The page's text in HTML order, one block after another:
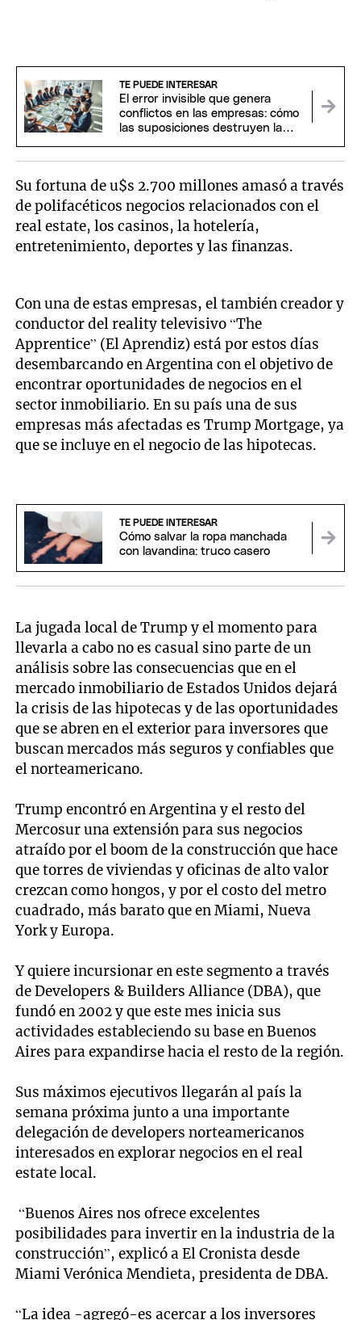
TE PUEDE INTERESAR
El error invisible que genera
conflictos en las empresas: cómo
las suposiciones destruyen la
Su fortuna de u$s 2.700 millones amasó a través
de polifacéticos negocios relacionados con el
real estate, los casinos, la hotelería,
entretenimiento, deportes y las finanzas.
Con una de estas empresas, el también creador y
conductor del reality televisivo “The
Apprentice” (El Aprendiz) está por estos días
desembarcando en Argentina con el objetivo de
encontrar oportunidades de negocios en el
sector inmobiliario. En su país una de sus
empresas más afectadas es Trump Mortgage, ya
que se incluye en el negocio de las hipotecas.
TE PUEDE INTERESAR
Cómo salvar la ropa manchada
con lavandina: truco casero
La jugada local de Trump y el momento para
llevarla a cabo no es casual sino parte de un
análisis sobre las consecuencias que en el
mercado inmobiliario de Estados Unidos dejará
la crisis de las hipotecas y de las oportunidades
que se abren en el exterior para inversores que
buscan mercados más seguros y confiables que
el norteamericano.
Trump encontró en Argentina y el resto del
Mercosur una extensión para sus negocios
atraído por el boom de la construcción que hace
que torres de viviendas y oficinas de alto valor
crezcan como hongos, y por el costo del metro
cuadrado, más barato que en Miami, Nueva
York y Europa.
Y quiere incursionar en este segmento a través
de Developers & Builders Alliance (DBA), que
fundó en 2002 y que este mes inicia sus
actividades estableciendo su base en Buenos
Aires para expandirse hacia el resto de la región.
Sus máximos ejecutivos llegarán al país la
semana próxima junto a una importante
delegación de developers norteamericanos
interesados en explorar negocios en el real
estate local.
“Buenos Aires nos ofrece excelentes
posibilidades para invertir en la industria de la
construcción”, explicó a El Cronista desde
Miami Verónica Mendieta, presidenta de DBA.
“La idea -agregó-es acercar a los inversores